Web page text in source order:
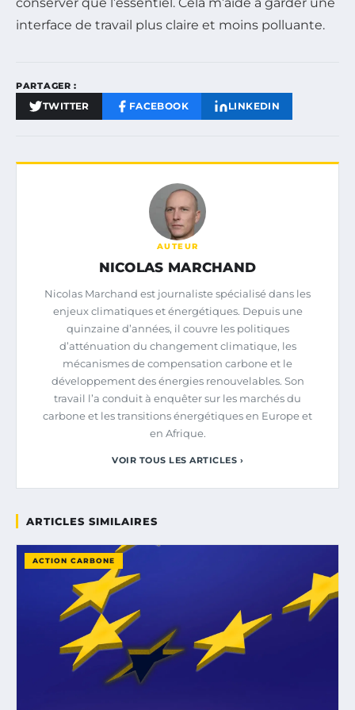
conserver que l’essentiel. Cela m’aide à garder une
interface de travail plus claire et moins polluante.
PARTAGER :
TWITTER FACEBOOK LINKEDIN
AUTEUR
NICOLAS MARCHAND
Nicolas Marchand est journaliste spécialisé dans les
enjeux climatiques et énergétiques. Depuis une
quinzaine d’années, il couvre les politiques
d’atténuation du changement climatique, les
mécanismes de compensation carbone et le
développement des énergies renouvelables. Son
travail l’a conduit à enquêter sur les marchés du
carbone et les transitions énergétiques en Europe et
en Afrique.
VOIR TOUS LES ARTICLES ›
ARTICLES SIMILAIRES
ACTION CARBONE